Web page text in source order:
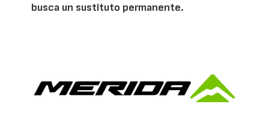
busca un sustituto permanente.